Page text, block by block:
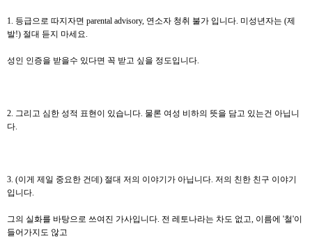
1. 등급으로 따지자면 parental advisory, 연소자 청취 불가 입니다. 미성년자는 (제
발!) 절대 듣지 마세요.
성인 인증을 받을수 있다면 꼭 받고 싶을 정도입니다.
2. 그리고 심한 성적 표현이 있습니다. 물론 여성 비하의 뜻을 담고 있는건 아닙니
다.
3. (이게 제일 중요한 건데) 절대 저의 이야기가 아닙니다. 저의 친한 친구 이야기
입니다.
그의 실화를 바탕으로 쓰여진 가사입니다. 전 레토나라는 차도 없고, 이름에 '철'이
들어가지도 않고